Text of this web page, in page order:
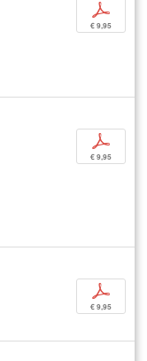
p
€ 9,95
p
€ 9,95
p
€ 9,95